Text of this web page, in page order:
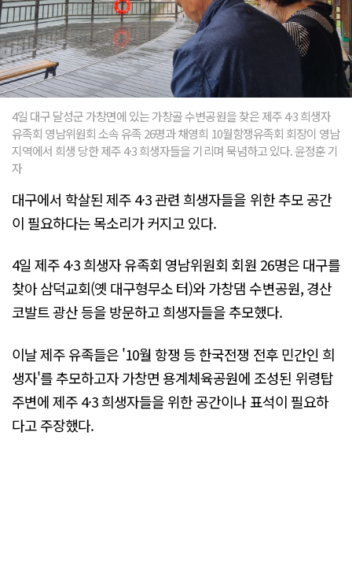
4일 대구 달성군 가창면에 있는 가창골 수변공원을 찾은 제주 4·3 희생자
유족회 영남위원회 소속 유족 26명과 채영희 10월항쟁유족회 회장이 영남
지역에서 희생 당한 제주 4·3 희생자들을 기리며 묵념하고 있다. 윤정훈 기
자
대구에서 학살된 제주 4·3 관련 희생자들을 위한 추모 공간
이 필요하다는 목소리가 커지고 있다.
4일 제주 4·3 희생자 유족회 영남위원회 회원 26명은 대구를
찾아 삼덕교회(옛 대구형무소 터)와 가창댐 수변공원, 경산
코발트 광산 등을 방문하고 희생자들을 추모했다.
이날 제주 유족들은 '10월 항쟁 등 한국전쟁 전후 민간인 희
생자'를 추모하고자 가창면 용계체육공원에 조성된 위령탑
주변에 제주 4·3 희생자들을 위한 공간이나 표석이 필요하
다고 주장했다.